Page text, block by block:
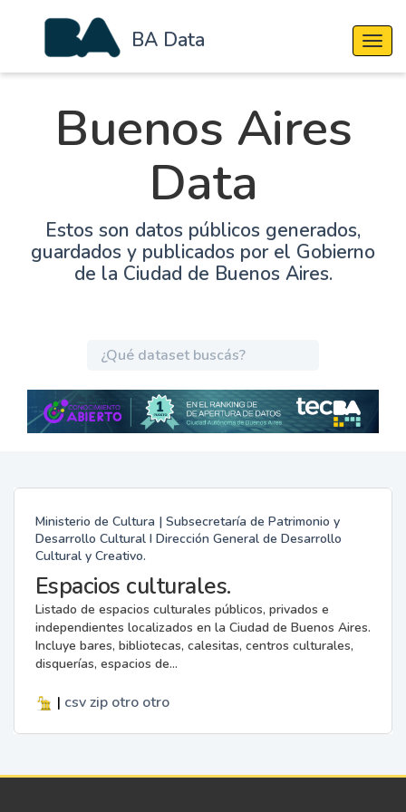
BA Data
Buenos Aires
Data
Estos son datos públicos generados,
guardados y publicados por el Gobierno
de la Ciudad de Buenos Aires.
Ministerio de Cultura | Subsecretaría de Patrimonio y
Desarrollo Cultural I Dirección General de Desarrollo
Cultural y Creativo.
Espacios culturales.
Listado de espacios culturales públicos, privados e
independientes localizados en la Ciudad de Buenos Aires.
Incluye bares, bibliotecas, calesitas, centros culturales,
disquerías, espacios de...
| csv zip otro otro